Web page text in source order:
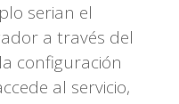
serian el
a través del
configuración
al servicio,